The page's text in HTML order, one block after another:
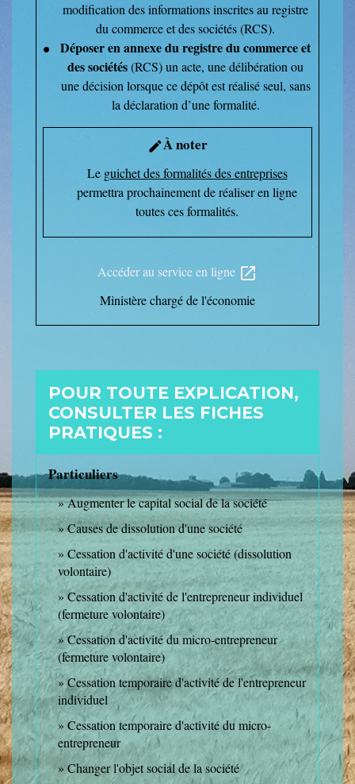
modification des informations inscrites au registre
du commerce et des sociétés (RCS).
Déposer en annexe du registre du commerce et
des sociétés(RCS) un acte, une délibération ou
une décision lorsque ce dépôt est réalisé seul, sans
la déclaration d’une formalité.
editÀ noter
Le guichet des formalités des entreprises
permettra prochainement de réaliser en ligne
toutes ces formalités.
Accéder au service en ligne open_in_new
Ministère chargé de l'économie
POUR TOUTE EXPLICATION,
CONSULTER LES FICHES
PRATIQUES :
Particuliers
Augmenter le capital social de la société
Causes de dissolution d'une société
Cessation d'activité d'une société (dissolution
volontaire)
Cessation d'activité de l'entrepreneur individuel
(fermeture volontaire)
Cessation d'activité du micro-entrepreneur
(fermeture volontaire)
Cessation temporaire d'activité de l'entrepreneur
individuel
Cessation temporaire d'activité du micro-
entrepreneur
Changer l'objet social de la société